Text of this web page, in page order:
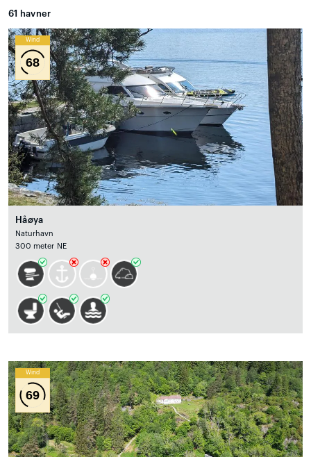
61 havner
Wind
68
Håøya
Naturhavn
300 meter NE
Wind
69